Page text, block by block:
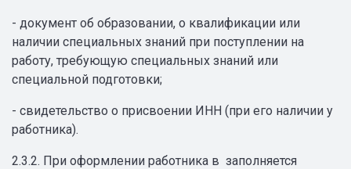
- документ об образовании, о квалификации или
наличии специальных знаний при поступлении на
работу, требующую специальных знаний или
специальной подготовки;
- свидетельство о присвоении ИНН (при его наличии у
работника).
2.3.2. При оформлении работника в заполняется